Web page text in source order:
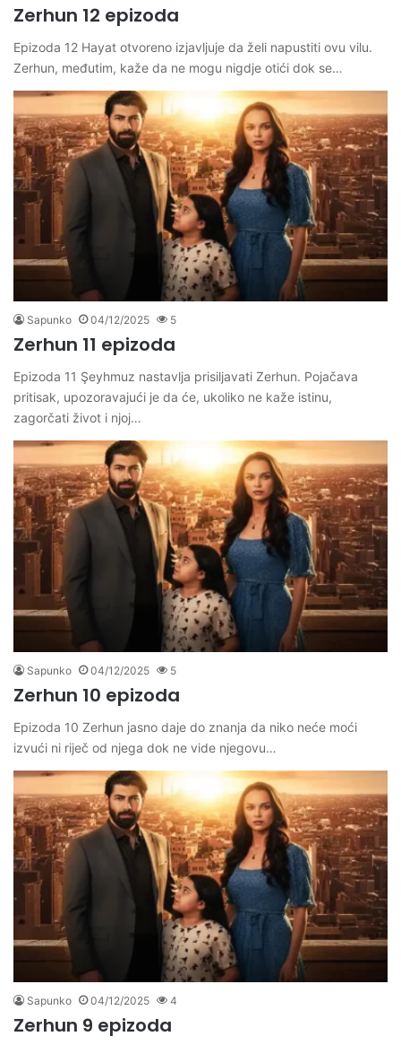
Zerhun 12 epizoda
Epizoda 12 Hayat otvoreno izjavljuje da želi napustiti ovu vilu.
Zerhun, međutim, kaže da ne mogu nigdje otići dok se…
Sapunko 04/12/2025 5
Zerhun 11 epizoda
Epizoda 11 Şeyhmuz nastavlja prisiljavati Zerhun. Pojačava
pritisak, upozoravajući je da će, ukoliko ne kaže istinu,
zagorčati život i njoj…
Sapunko 04/12/2025 5
Zerhun 10 epizoda
Epizoda 10 Zerhun jasno daje do znanja da niko neće moći
izvući ni riječ od njega dok ne vide njegovu…
Sapunko 04/12/2025 4
Zerhun 9 epizoda